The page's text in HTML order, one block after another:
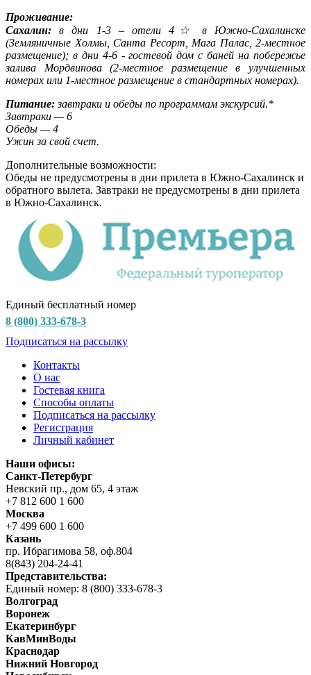
Проживание:
Сахалин:в дни 1-3 – отели 4☆ в Южно-Сахалинске
(Земляничные Холмы, Санта Ресорт, Мага Палас, 2-местное
размещение); в дни 4-6 - гостевой дом с баней на побережье
залива Мордвинова (2-местное размещение в улучшенных
номерах или 1-местное размещение в стандартных номерах).
Питание:завтраки и обеды по программам экскурсий.*
Завтраки — 6
Обеды — 4
Ужин за свой счет.
Дополнительные возможности:
Обеды не предусмотрены в дни прилета в Южно-Сахалинск и
обратного вылета. Завтраки не предусмотрены в дни прилета
в Южно-Сахалинск.
Единый бесплатный номер
8 (800) 333-678-3
Подписаться на рассылку
Контакты
О нас
Гостевая книга
Способы оплаты
Подписаться на рассылку
Регистрация
Личный кабинет
Наши офисы:
Санкт-Петербург
Невский пр., дом 65, 4 этаж
+7 812 600 1 600
Москва
+7 499 600 1 600
Казань
пр. Ибрагимова 58, оф.804
8(843) 204-24-41
Представительства:
Единый номер: 8 (800) 333-678-3
Волгоград
Воронеж
Екатеринбург
КавМинВоды
Краснодар
Нижний Новгород